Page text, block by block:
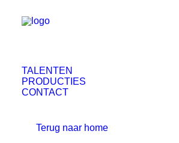
TALENTEN
PRODUCTIES
CONTACT
Terug naar home